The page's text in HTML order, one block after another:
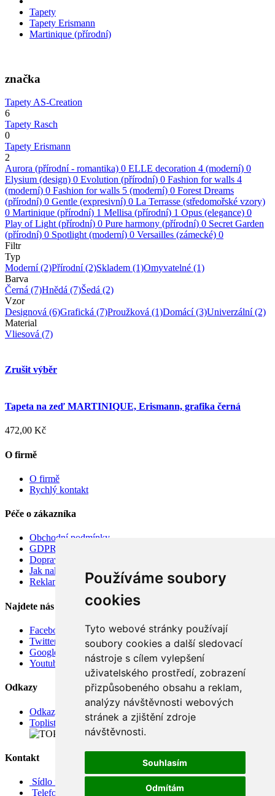
Používáme soubory
cookies
Tyto webové stránky používají
soubory cookies a další sledovací
nástroje s cílem vylepšení
uživatelského prostředí, zobrazení
přizpůsobeného obsahu a reklam,
analýzy návštěvnosti webových
stránek a zjištění zdroje
návštěvnosti.
Souhlasím
Odmítám
Tapety
Tapety Erismann
Martinique (přírodní)
značka
Tapety AS-Creation
6
Tapety Rasch
0
Tapety Erismann
2
Aurora (přírodní - romantika) 0 ELLE decoration 4 (moderní) 0
Elysium (design) 0 Evolution (přírodní) 0 Fashion for walls 4
(moderní) 0 Fashion for walls 5 (moderní) 0 Forest Dreams
(přírodní) 0 Gentle (expresivní) 0 La Terrasse (středomořské vzory)
0 Martinique (přírodní) 1 Mellisa (přírodní) 1 Opus (elegance) 0
Play of Light (přírodní) 0 Pure harmony (přírodní) 0 Secret Garden
(přírodní) 0 Spotlight (moderní) 0 Versailles (zámecké) 0
Filtr
Typ
Moderní(2)Přírodní(2)Skladem (1)Omyvatelné (1)
Barva
Černá (7)Hnědá (7)Šedá (2)
Vzor
Designová (6)Grafická (7)Proužková (1)Domácí(3)Univerzální(2)
Material
Vliesová (7)
Zrušit výběr
Tapeta na zeď MARTINIQUE, Erismann, grafika černá
472,00 Kč
O firmě
O firmě
Rychlý kontakt
Péče o zákazníka
Obchodní podmínky
GDPR
Doprava
Jak nakupovat
Reklamace
Najdete nás
Facebook
Twitter
Google
Youtube
Odkazy
Odkazy
Toplist
Kontakt
Sídlo firmy: Boženy Němcové 739/1, Svitavy 568 02, CZ
Telefon: +420 608 449 590